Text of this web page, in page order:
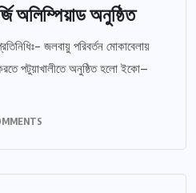
অলিম্পিয়াড অনুষ্ঠিত
জলবায়ু পরিবর্তন মোকাবেলায়
পটুয়াখালীতে অনুষ্ঠিত হলো ইকো–